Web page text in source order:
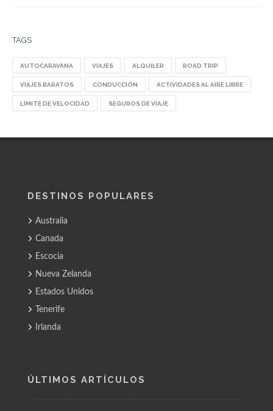
TAGS
AUTOCARAVANA VIAJES ALQUILER ROAD TRIP
VIAJES BARATOS CONDUCCIÓN ACTIVIDADES AL AIRE LIBRE
LÍMITE DE VELOCIDAD SEGUROS DE VIAJE
DESTINOS POPULARES
Australia
Canada
Escocia
Nueva Zelanda
Estados Unidos
Tenerife
Irlanda
ÚLTIMOS ARTÍCULOS